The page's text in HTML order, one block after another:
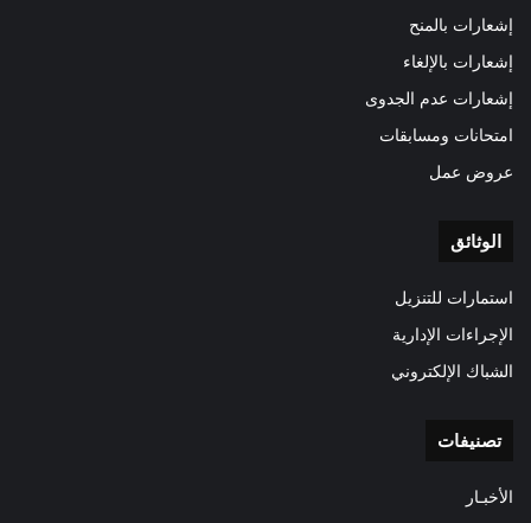
إشعارات بالمنح
إشعارات بالإلغاء
إشعارات عدم الجدوى
امتحانات ومسابقات
عروض عمل
الوثائق
استمارات للتنزيل
الإجراءات الإدارية
الشباك الإلكتروني
تصنيفات
الأخبـار